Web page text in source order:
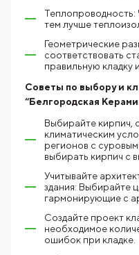
Теплопроводность:
тем лучше
Геометрические
соответствовать
правильную кладку
Советы по выбору и
“Белгородская
Выбирайте кирпич,
климатическим
регионов с
выбирать кирпич с
Учитывайте
здания: Выбирайте
гармонирующие с
Создайте проект
необходимое
ошибок при кладке.